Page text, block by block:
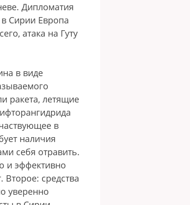
Дипломатия
Сирии Европа
атака на Гуту
в виде
ракета, летящие
в
наличия
себя отравить.
и эффективно
Второе: средства
уверенно